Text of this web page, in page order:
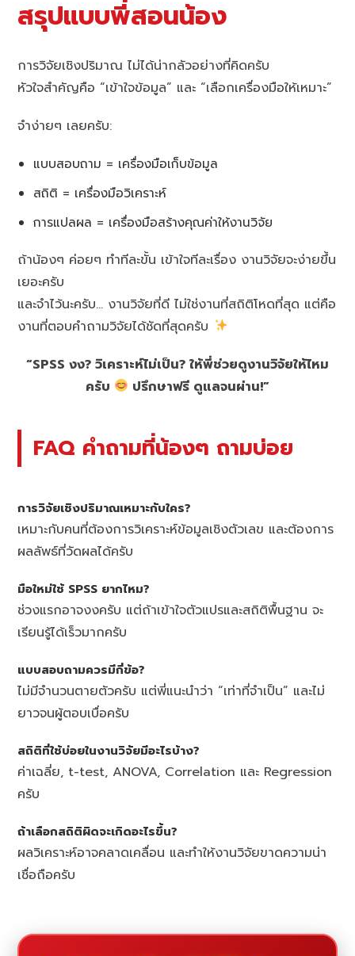
สรุปแบบพี่สอนน้อง
การวิจัยเชิงปริมาณ ไม่ได้น่ากลัวอย่างที่คิดครับ
หัวใจสำคัญคือ “เข้าใจข้อมูล” และ “เลือกเครื่องมือให้เหมาะ”
จำง่ายๆ เลยครับ:
แบบสอบถาม = เครื่องมือเก็บข้อมูล
สถิติ = เครื่องมือวิเคราะห์
การแปลผล = เครื่องมือสร้างคุณค่าให้งานวิจัย
ถ้าน้องๆ ค่อยๆ ทำทีละขั้น เข้าใจทีละเรื่อง งานวิจัยจะง่ายขึ้น
เยอะครับ
และจำไว้นะครับ… งานวิจัยที่ดี ไม่ใช่งานที่สถิติโหดที่สุด แต่คือ
งานที่ตอบคำถามวิจัยได้ชัดที่สุดครับ
“SPSS งง? วิเคราะห์ไม่เป็น? ให้พี่ช่วยดูงานวิจัยให้ไหม
ครับ
ปรึกษาฟรี ดูแลจนผ่าน!”
FAQ คำถามที่น้องๆ ถามบ่อย
การวิจัยเชิงปริมาณเหมาะกับใคร?
เหมาะกับคนที่ต้องการวิเคราะห์ข้อมูลเชิงตัวเลข และต้องการ
ผลลัพธ์ที่วัดผลได้ครับ
มือใหม่ใช้ SPSS ยากไหม?
ช่วงแรกอาจงงครับ แต่ถ้าเข้าใจตัวแปรและสถิติพื้นฐาน จะ
เรียนรู้ได้เร็วมากครับ
แบบสอบถามควรมีกี่ข้อ?
ไม่มีจำนวนตายตัวครับ แต่พี่แนะนำว่า “เท่าที่จำเป็น” และไม่
ยาวจนผู้ตอบเบื่อครับ
สถิติที่ใช้บ่อยในงานวิจัยมีอะไรบ้าง?
ค่าเฉลี่ย, t-test, ANOVA, Correlation และ Regression
ครับ
ถ้าเลือกสถิติผิดจะเกิดอะไรขึ้น?
ผลวิเคราะห์อาจคลาดเคลื่อน และทำให้งานวิจัยขาดความน่า
เชื่อถือครับ